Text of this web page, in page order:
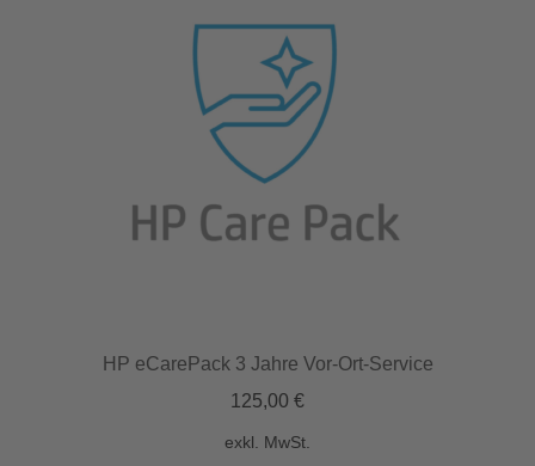
HP eCarePack 3 Jahre Vor-Ort-Service
125,00 €
exkl. MwSt.